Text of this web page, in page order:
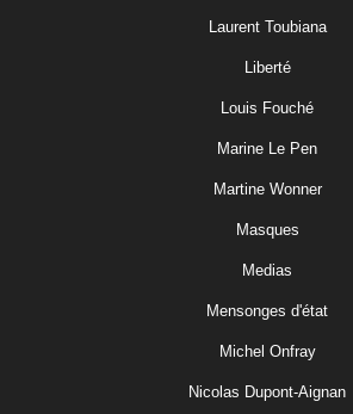
Laurent Toubiana
Liberté
Louis Fouché
Marine Le Pen
Martine Wonner
Masques
Medias
Mensonges d'état
Michel Onfray
Nicolas Dupont-Aignan